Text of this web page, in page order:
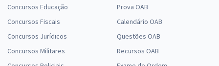
Concursos Educação
Concursos Fiscais
Concursos Jurídicos
Concursos Militares
Prova OAB
Calendário OAB
Questões OAB
Recursos OAB